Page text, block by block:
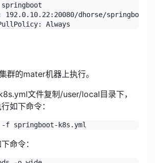
192.0.10.22:20080/dhorse/
Always
群的mater机器上执行。
文件复制/user/local目录下，
如下命令：
f springboot-k8s.yml
命令：